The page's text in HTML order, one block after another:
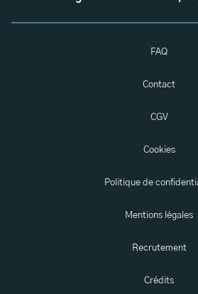
FAQ
Contact
CGV
Cookies
Politique de
Mentions légales
Recrutement
Crédits